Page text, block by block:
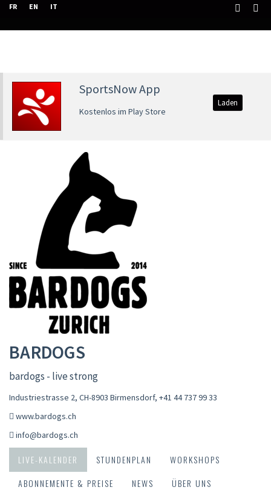
FR EN IT
SportsNow App
Kostenlos im Play Store
Laden
BARDOGS
bardogs - live strong
Industriestrasse 2, CH-8903 Birmensdorf, +41 44 737 99 33
www.bardogs.ch
info@bardogs.ch
LIVE-KALENDER STUNDENPLAN
WORKSHOPS
ABONNEMENTE & PREISE
NEWS
ÜBER UNS